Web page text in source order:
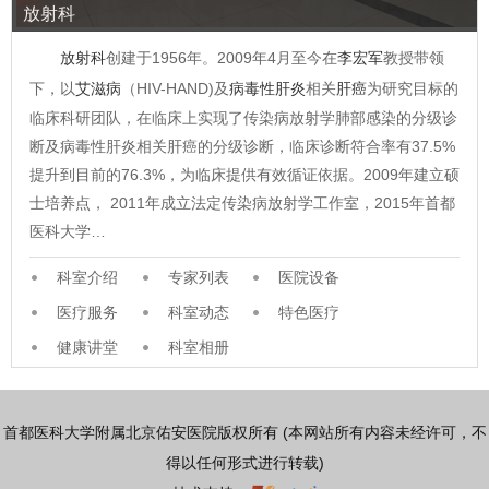
放射科
放射科创建于1956年。2009年4月至今在李宏军教授带领
下，以艾滋病 （HIV-HAND)及病毒性肝炎相关肝癌为研究目标的
临床科研团队，在临床上实现了传染病放射学肺部感染的分级诊
断及病毒性肝炎相关肝癌的分级诊断，临床诊断符合率有37.5%
提升到目前的76.3%，为临床提供有效循证依据。2009年建立硕
士培养点， 2011年成立法定传染病放射学工作室，2015年首都
医科大学…
科室介绍 专家列表
医院设备
医疗服务
科室动态
特色医疗
健康讲堂
科室相册
首都医科大学附属北京佑安医院版权所有 (本网站所有内容未经许可，不
得以任何形式进行转载)